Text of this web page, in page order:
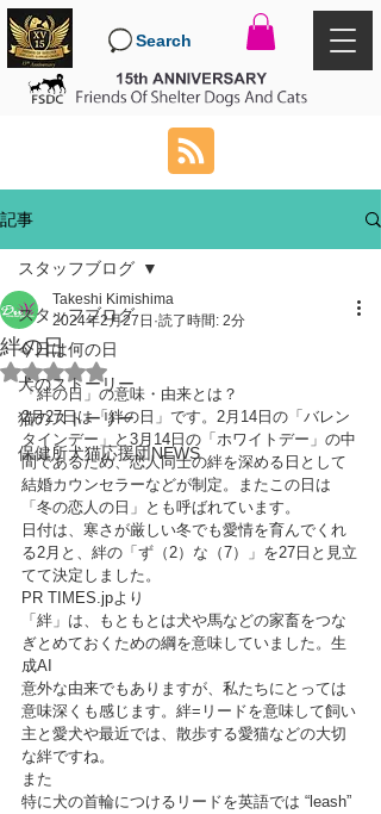
Search
記事
スタッフブログ
今日は何の日
犬のストーリー
猫のストーリー
保健所犬猫応援団NEWS
スタッフブログ
絆の日
Takeshi Kimishima
2024年2月27日 読了時間: 2分
5つ星のうちNaNと評価されています。
「絆の日」の意味・由来とは？
2月27日は「絆の日」です。2月14日の「バレン
タインデー」と3月14日の「ホワイトデー」の中
間であるため、恋人同士の絆を深める日として
結婚カウンセラーなどが制定。またこの日は
「冬の恋人の日」とも呼ばれています。
日付は、寒さが厳しい冬でも愛情を育んでくれ
る2月と、絆の「ず（2）な（7）」を27日と見立
てて決定しました。
PR TIMES.jpより
「絆」は、もともとは犬や馬などの家畜をつな
ぎとめておくための綱を意味していました。生
成AI
意外な由来でもありますが、私たちにとっては
意味深くも感じます。絆=リードを意味して飼い
主と愛犬や最近では、散歩する愛猫などの大切
な絆ですね。
また
特に犬の首輪につけるリードを英語では “leash”